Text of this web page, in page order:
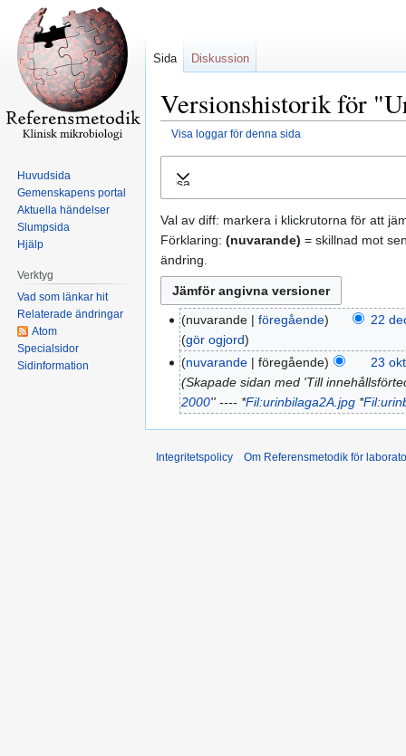
Versionshistorik för
Visa loggar för denna sida
Visa
Val av diff: markera i klickrutorna för att
Förklaring: (nuvarande) = skillnad mot
ändring.
nuvarande föregående
22
gör ogjord
nuvarande
föregående
23
Skapade sidan med 'Till
2000'' ---- *Fil:urinbilaga2A.jpg *
Sida Diskussion
Huvudsida
Gemenskapens portal
Aktuella händelser
Slumpsida
Hjälp
Verktyg
Vad som länkar hit
Relaterade ändringar
Atom
Specialsidor
Sidinformation
Integritetspolicy Om Referensmetodik för